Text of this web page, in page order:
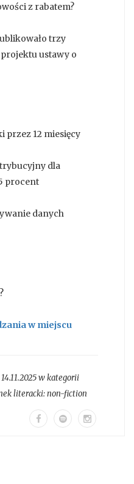
z rabatem?
trzy
ustawy o
przez 12 miesięcy
dla
procent
danych
w miejscu
14.11.2025 w kategorii
literacki:non-fiction